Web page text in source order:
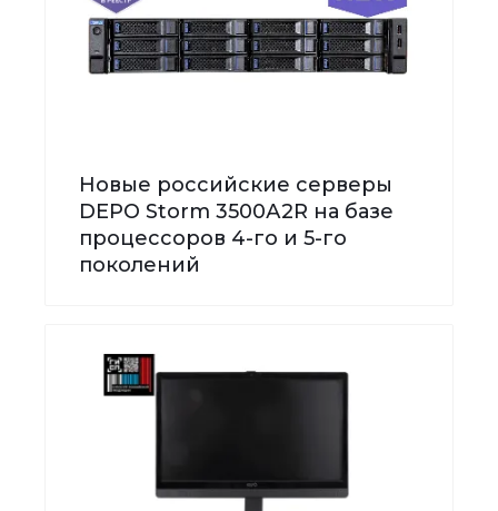
Новые российские серверы
DEPO Storm 3500А2R на базе
процессоров 4-го и 5-го
поколений